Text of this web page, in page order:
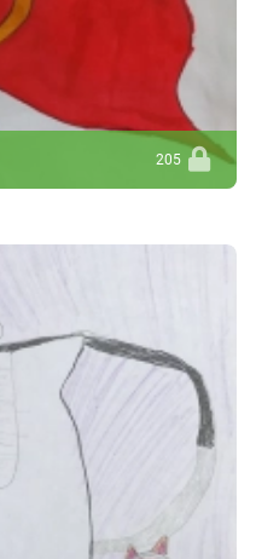
205